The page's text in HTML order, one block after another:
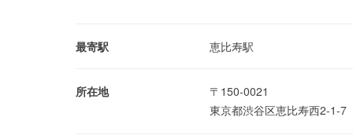
最寄駅 恵比寿駅
所在地
〒150-0021
東京都渋谷区恵比寿西2-1-7